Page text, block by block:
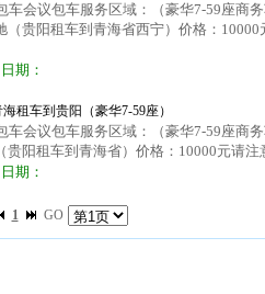
车会议包车服务区域：（豪华7-59座商
（贵阳租车到青海省西宁）价格：
期：
租车到贵阳（豪华7-59座）
车会议包车服务区域：（豪华7-59座商
贵阳租车到青海省）价格：10000元请
期：
1 GO